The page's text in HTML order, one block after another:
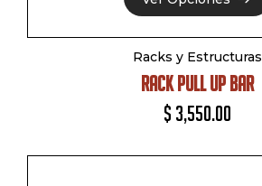
Ver Opciones
Racks y Estructuras
RACK PULL UP BAR
$ 3,550.00